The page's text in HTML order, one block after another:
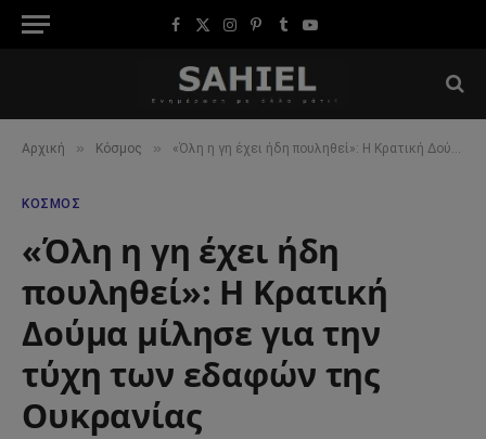
Facebook
X
Instagram
Pinterest
TumblrYouTube
Αρχική » Κόσμος » «Όλη η γη έχει ήδη πουληθεί»: Η Κρατική Δούμα μίλησε για την τύχη των εδαφών της Ουκρανίας
ΚΌΣΜΟΣ
«Όλη η γη έχει ήδη
πουληθεί»: Η Κρατική
Δούμα μίλησε για την
τύχη των εδαφών της
Ουκρανίας